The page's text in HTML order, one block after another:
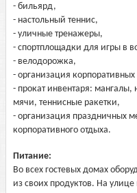
- бильярд,
- настольный теннис,
- уличные тренажеры,
- спортплощадки для игры в
- велодорожка,
- организация
- прокат инвентаря:
мячи, теннисные ракетки,
- организация праздничных
корпоративного отдыха.
Питание:
Во всех гостевых домах
из своих продуктов. На